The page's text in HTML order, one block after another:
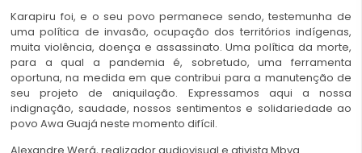
Karapiru foi, e o seu povo permanece sendo, testemunha de
uma política de invasão, ocupação dos territórios indígenas,
muita violência, doença e assassinato. Uma política da morte,
para a qual a pandemia é, sobretudo, uma ferramenta
oportuna, na medida em que contribui para a manutenção de
seu projeto de aniquilação. Expressamos aqui a nossa
indignação, saudade, nossos sentimentos e solidariedade ao
povo Awa Guajá neste momento difícil.